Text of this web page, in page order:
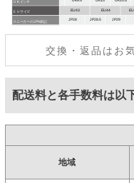
交換・返品はお
配送料と各手数料は以
地域